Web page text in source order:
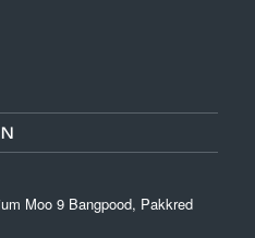
Moo 9 Bangpood, Pakkred